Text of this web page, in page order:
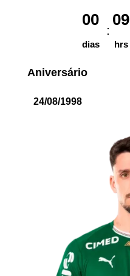
00
dias
09
hrs
Aniversário
24/08/1998